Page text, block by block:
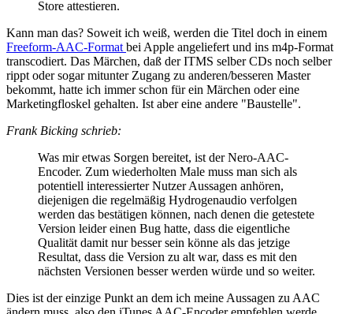
Store attestieren.
Kann man das? Soweit ich weiß, werden die Titel doch in einem
Freeform-AAC-Format bei Apple angeliefert und ins m4p-Format
transcodiert. Das Märchen, daß der ITMS selber CDs noch selber
rippt oder sogar mitunter Zugang zu anderen/besseren Master
bekommt, hatte ich immer schon für ein Märchen oder eine
Marketingfloskel gehalten. Ist aber eine andere "Baustelle".
Frank Bicking schrieb:
Was mir etwas Sorgen bereitet, ist der Nero-AAC-
Encoder. Zum wiederholten Male muss man sich als
potentiell interessierter Nutzer Aussagen anhören,
diejenigen die regelmäßig Hydrogenaudio verfolgen
werden das bestätigen können, nach denen die getestete
Version leider einen Bug hatte, dass die eigentliche
Qualität damit nur besser sein könne als das jetzige
Resultat, dass die Version zu alt war, dass es mit den
nächsten Versionen besser werden würde und so weiter.
Dies ist der einzige Punkt an dem ich meine Aussagen zu AAC